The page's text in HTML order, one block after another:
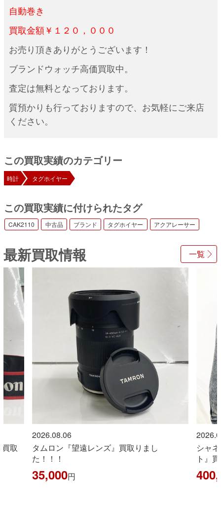
自動巻き
買取金額￥１２０，０００
お売り頂きありがとうございます！
ブランドウォッチ高価買取中。
査定は無料となっております。
質預かりも行っておりますので、お気軽にご来店
ください。
この買取実績のカテゴリー
時計 タグホイヤー
この買取実績に付けられたタグ
CAK2110 中古品 ブランド タグホイヤー アクアレーサー
一覧
最新買取情報
2026.08.06
タムロン『望遠レンズ』買取りまし
た！！！
35,000円
シャネ
ト』買